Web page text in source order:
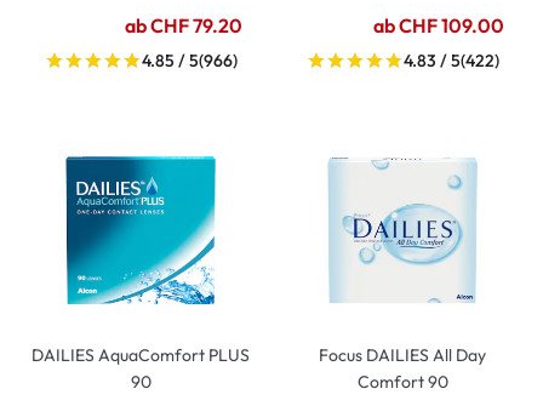
ab CHF 79.20
4.85 / 5(966)
ab CHF 109.00
4.83 / 5(422)
DAILIES AquaComfort PLUS
90
Focus DAILIES All Day
Comfort 90